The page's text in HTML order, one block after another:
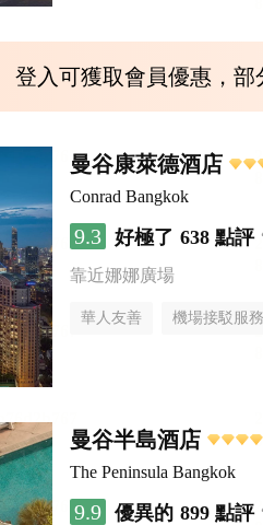
登入可獲取會員優惠，
曼谷康萊德酒店
Conrad Bangkok
9.3 好極了 638 點評
靠近娜娜廣場
華人友善 機場接駁服務
曼谷半島酒店
The Peninsula Bangkok
9.9 優異的 899 點評